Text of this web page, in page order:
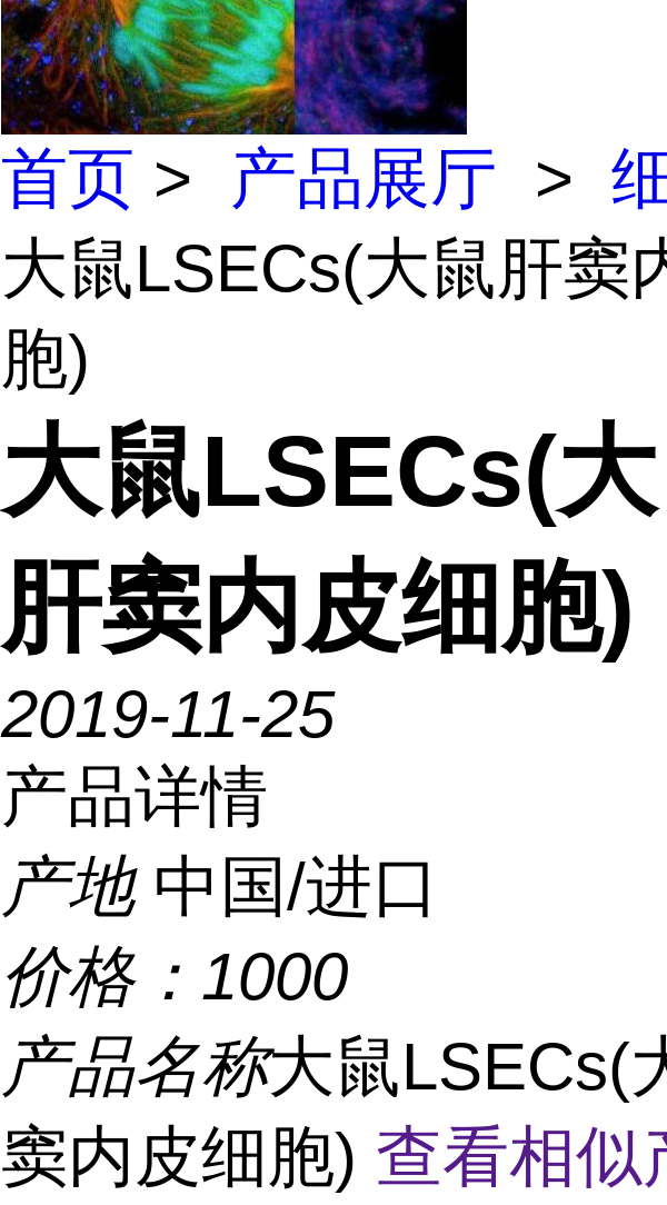
首页 > 产品展厅 >
大鼠LSECs(大鼠肝窦
胞)
大鼠LSECs(
肝窦内皮细胞)
2019-11-25
产品详情
产地 中国/进口
价格： 1000
产品名称大鼠LSECs(
窦内皮细胞) 查看相似